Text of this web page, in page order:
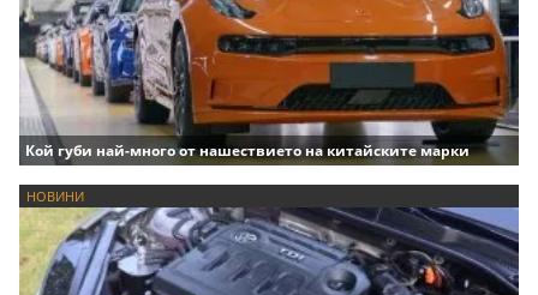
Кой губи най-много от нашествието на китайските марки
НОВИНИ